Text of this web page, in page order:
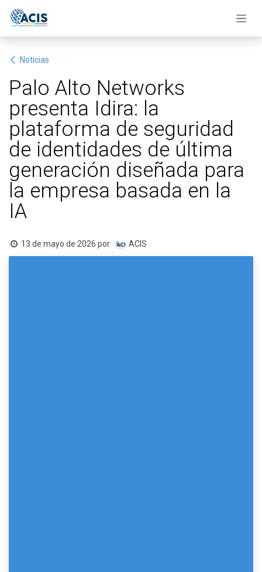
Noticias
Palo Alto Networks
presenta Idira: la
plataforma de seguridad
de identidades de última
generación diseñada para
la empresa basada en la
IA
13 de mayo de 2026 por ACIS